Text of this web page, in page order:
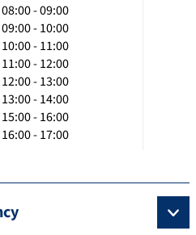
08:00 - 09:00
09:00 - 10:00
10:00 - 11:00
11:00 - 12:00
12:00 - 13:00
13:00 - 14:00
15:00 - 16:00
16:00 - 17:00